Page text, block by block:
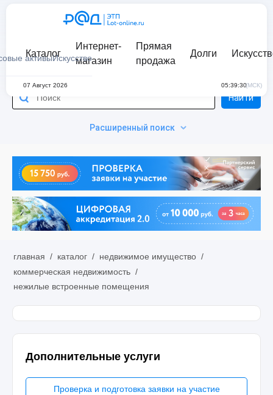
активыИскусство
Каталог
Интернет-
магазин
Прямая
продажа
Долги
07 Август 2026 05:39:30(МСК)
Расширенный поиск
Найти
главная / каталог / недвижимое имущество /
коммерческая недвижимость /
нежилые встроенные помещения
Дополнительные услуги
Проверка и подготовка заявки на участие